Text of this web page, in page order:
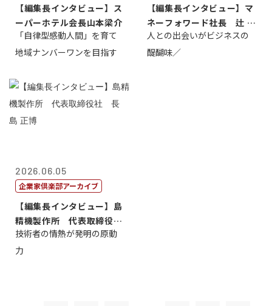
【編集長インタビュー】ス
ーパーホテル会長山本梁介
「自律型感動人間」を育て
地域ナンバーワンを目指す
【編集長インタビュー】マ
ネーフォワード社長 辻 庸
介
人との出会いがビジネスの
醍醐味／
2026.06.05
企業家倶楽部アーカイブ
【編集長インタビュー】島
精機製作所 代表取締役
社 長 島 正...
技術者の情熱が発明の原動
力